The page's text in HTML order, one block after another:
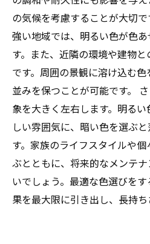
入れる
満足いく外壁塗装を実現
まとめ
の気候を考慮することが大切
強い地域では、明るい色が色
す。また、近隣の環境や建物
です。周囲の景観に溶け込む
並みを保つことが可能です。
象を大きく左右します。明る
しい雰囲気に、暗い色を選ぶ
す。家族のライフスタイルや
ぶとともに、将来的なメンテ
いでしょう。最適な色選びを
果を最大限に引き出し、長持ち